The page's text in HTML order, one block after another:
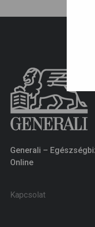
Generali –
Online
Kapcsolat